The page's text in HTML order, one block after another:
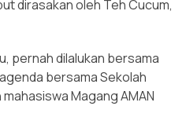
dirasakan oleh Teh Cucum,
pernah dilalukan bersama
bersama Sekolah
Magang AMAN